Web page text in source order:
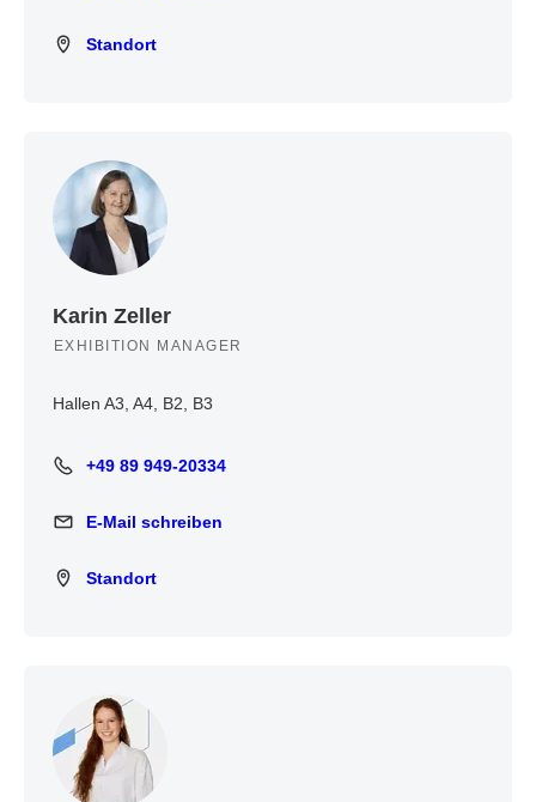
Standort
Standort
Karin Zeller
EXHIBITION MANAGER
Hallen A3, A4, B2, B3
+49 89 949-20334
+49 89 949-20334
E-Mail schreiben
E-Mail schreiben
Standort
Standort